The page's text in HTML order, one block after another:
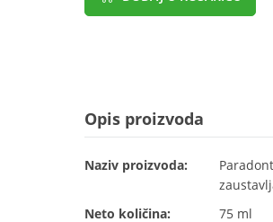
Opis proizvoda
Naziv proizvoda:
Neto količina:
75 ml